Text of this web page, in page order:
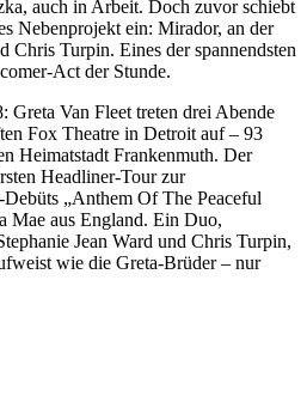
auch in Arbeit. Doch zuvor schiebt
Nebenprojekt ein: Mirador, an der
Chris Turpin. Eines der spannendsten
Act der Stunde.
Greta Van Fleet treten drei Abende
Fox Theatre in Detroit auf – 93
Heimatstadt Frankenmuth. Der
Headliner-Tour zur
„Anthem Of The Peaceful
Mae aus England. Ein Duo,
Jean Ward und Chris Turpin,
wie die Greta-Brüder – nur